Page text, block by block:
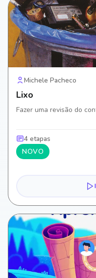
Michele Pacheco
Lixo
Fazer uma revisão do
4 etapas
NOVO